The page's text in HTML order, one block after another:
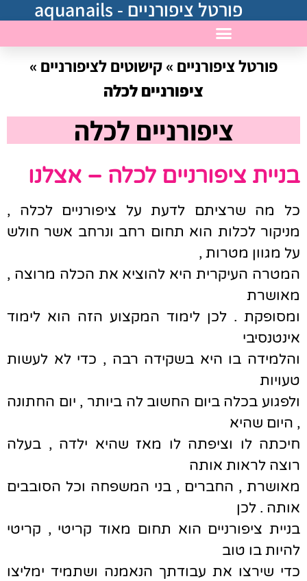
פורטל ציפורניים - aquanails
פורטל ציפורניים »קישוטים לציפורניים »
ציפורניים לכלה
ציפורניים לכלה
בניית ציפורניים לכלה – אצלנו
כל מה שרציתם לדעת על ציפורניים לכלה ,
מניקור לכלות הוא תחום רחב ונרחב אשר חולש
על מגוון מטרות ,
המטרה העיקרית היא להוציא את הכלה מרוצה ,
מאושרת
ומסופקת . לכן לימוד המקצוע הזה הוא לימוד
אינטנסיבי
והלמידה בו היא בשקידה רבה , כדי לא לעשות
טעויות
ולפגוע בכלה ביום החשוב לה ביותר , יום החתונה
, היום שהיא
חיכתה לו וציפתה לו מאז שהיא ילדה , בעלה
רוצה לראות אותה
מאושרת , החברים , בני המשפחה וכל הסובבים
אותה . לכן
בניית ציפורניים הוא תחום מאוד קריטי , קריטי
להיות בו טוב
כדי שירצו את עבודתך הנאמנה ושתמיד ימליצו